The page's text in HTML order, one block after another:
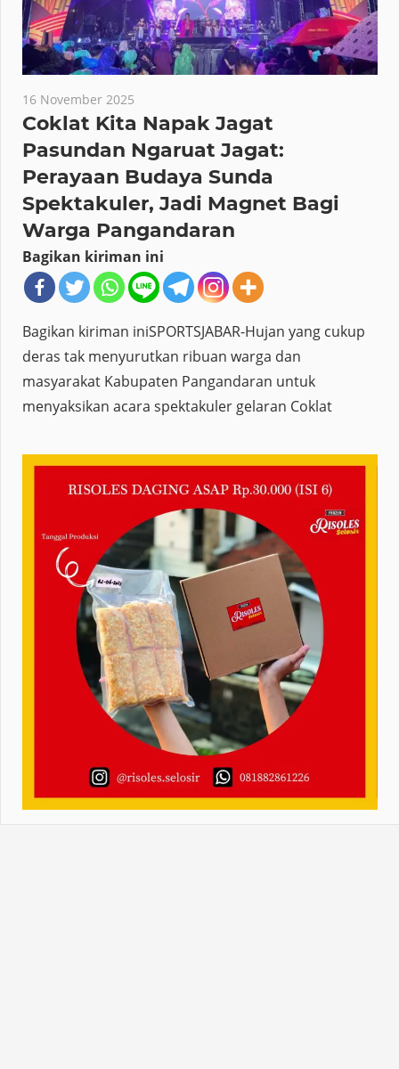
16 November 2025
Coklat Kita Napak Jagat
Pasundan Ngaruat Jagat:
Perayaan Budaya Sunda
Spektakuler, Jadi Magnet Bagi
Warga Pangandaran
Bagikan kiriman ini
Bagikan kiriman iniSPORTSJABAR-Hujan yang cukup
deras tak menyurutkan ribuan warga dan
masyarakat Kabupaten Pangandaran untuk
menyaksikan acara spektakuler gelaran Coklat